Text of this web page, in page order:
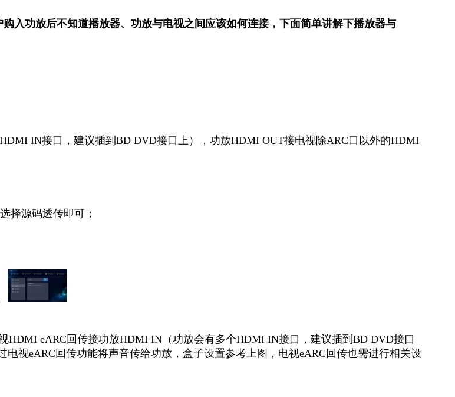
入功放后不知道播放器、功放与电视之间应该如何连接，下面简单讲解下播放器与
IN接口，建议插到BD DVD接口上），功放HDMI OUT接电视除ARC口以外的HDMI
择源码透传即可；
eARC回传接功放HDMI IN（功放会有多个HDMI IN接口，建议插到BD DVD接口
电视eARC回传功能将声音传给功放，盒子设置参考上图，电视eARC回传也需进行相关设